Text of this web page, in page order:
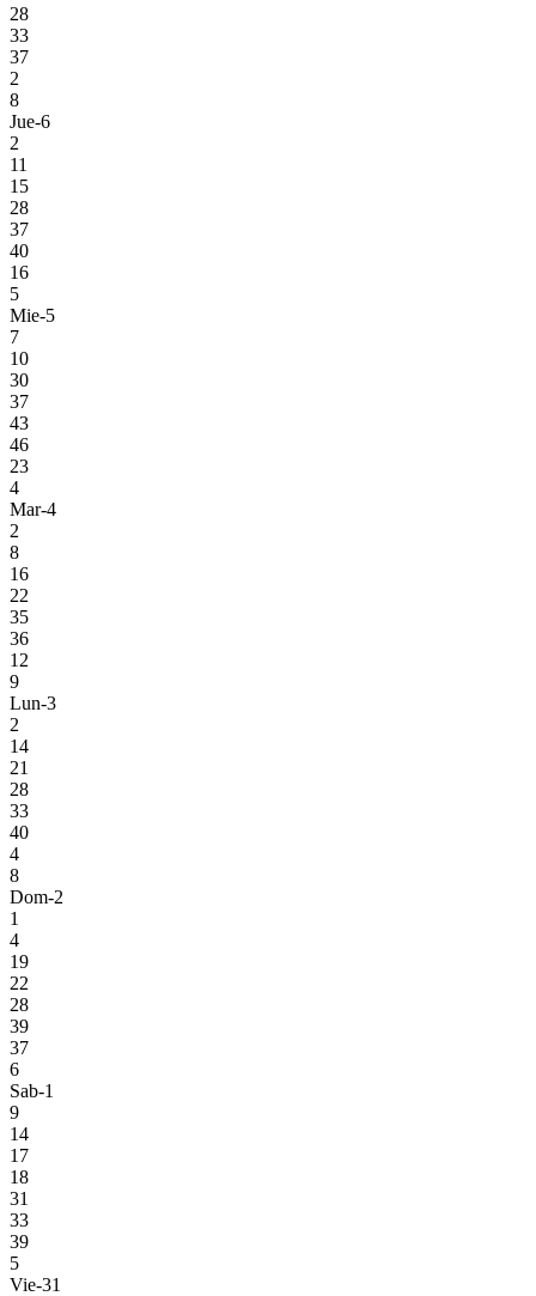
28
33
37
2
8
Jue-6
2
11
15
28
37
40
16
5
Mie-5
7
10
30
37
43
46
23
4
Mar-4
2
8
16
22
35
36
12
9
Lun-3
2
14
21
28
33
40
4
8
Dom-2
1
4
19
22
28
39
37
6
Sab-1
9
14
17
18
31
33
39
5
Vie-31